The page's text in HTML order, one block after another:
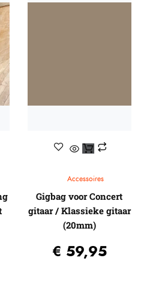
/ Cases
Accessoires
Gigbag voor Concert
gitaar / Klassieke gitaar
(20mm)
€ 59,95